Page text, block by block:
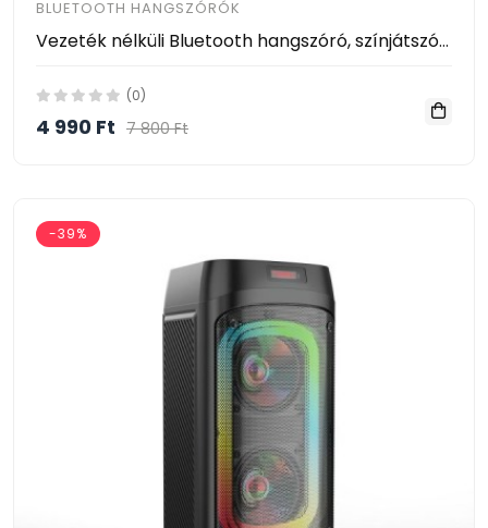
BLUETOOTH HANGSZÓRÓK
Vezeték nélküli Bluetooth hangszóró, színjátszós hangulatvilágítás érintésérzékelővel
(0)
4 990 Ft 7 800 Ft
-39%